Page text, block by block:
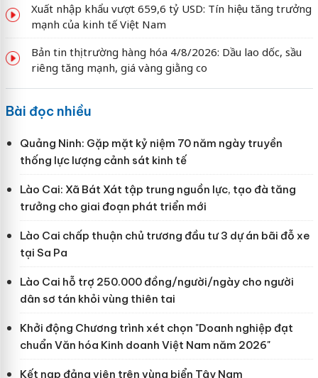
Xuất nhập khẩu vượt 659,6 tỷ USD: Tín hiệu tăng trưởng
mạnh của kinh tế Việt Nam
Bản tin thị trường hàng hóa 4/8/2026: Dầu lao dốc, sầu
riêng tăng mạnh, giá vàng giằng co
Bài đọc nhiều
Quảng Ninh: Gặp mặt kỷ niệm 70 năm ngày truyền
thống lực lượng cảnh sát kinh tế
Lào Cai: Xã Bát Xát tập trung nguồn lực, tạo đà tăng
trưởng cho giai đoạn phát triển mới
Lào Cai chấp thuận chủ trương đầu tư 3 dự án bãi đỗ xe
tại Sa Pa
Lào Cai hỗ trợ 250.000 đồng/người/ngày cho người
dân sơ tán khỏi vùng thiên tai
Khởi động Chương trình xét chọn "Doanh nghiệp đạt
chuẩn Văn hóa Kinh doanh Việt Nam năm 2026"
Kết nạp đảng viên trên vùng biển Tây Nam